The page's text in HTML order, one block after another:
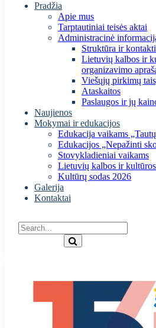
Pradžia
Apie mus
Tarptautiniai teisės aktai
Administracinė
Struktūra ir
Lietuvių kalbos ir
organizavimo
Viešųjų pirkimų
Ataskaitos
Paslaugos ir jų
Naujienos
Mokymai ir edukacijos
Edukacija vaikams
Edukacijos „Nepažinti
Stovykladieniai vaikams
Lietuvių kalbos ir
Kultūrų sodas 2026
Galerija
Kontaktai